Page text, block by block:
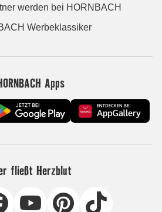
werden bei HORNBACH
Werbeklassiker
Apps
fließt Herzblut